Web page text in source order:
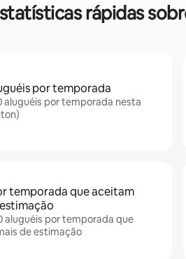
rápidas
por temporada
aluguéis por temporada nesta
temporada que aceitam
aluguéis por temporada que
de estimação